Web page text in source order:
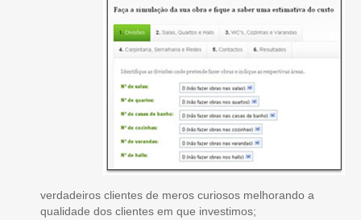
verdadeiros clientes de meros curiosos melhorando a
qualidade dos clientes em que investimos;